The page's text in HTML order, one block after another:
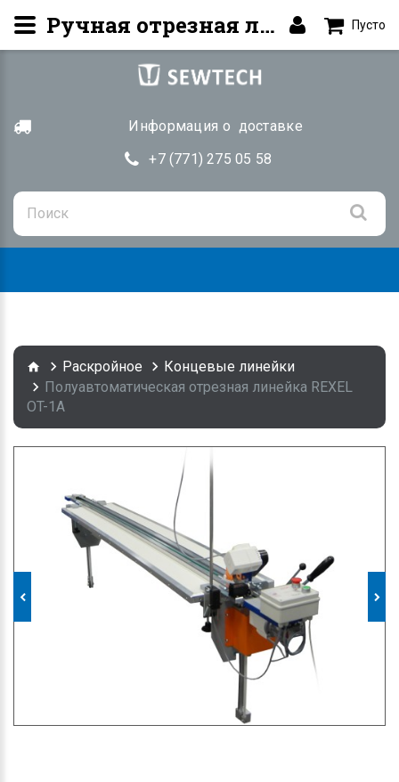
Информация о доставке
+7 (771) 275 05 58
Пусто
Раскройное
Концевые линейки
Полуавтоматическая отрезная линейка REXEL
OT-1A
Ручная отрезная линейка REXEL OT-1A Купить в Алматы | SEWTECH.KZ